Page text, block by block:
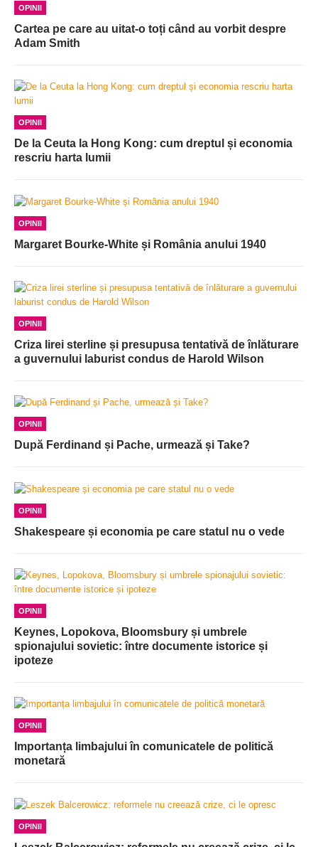
OPINII
Cartea pe care au uitat-o toți când au vorbit despre
Adam Smith
OPINII
De la Ceuta la Hong Kong: cum dreptul și economia
rescriu harta lumii
OPINII
Margaret Bourke-White și România anului 1940
OPINII
Criza lirei sterline și presupusa tentativă de înlăturare
a guvernului laburist condus de Harold Wilson
OPINII
După Ferdinand și Pache, urmează și Take?
OPINII
Shakespeare și economia pe care statul nu o vede
OPINII
Keynes, Lopokova, Bloomsbury și umbrele
spionajului sovietic: între documente istorice și
ipoteze
OPINII
Importanța limbajului în comunicatele de politică
monetară
OPINII